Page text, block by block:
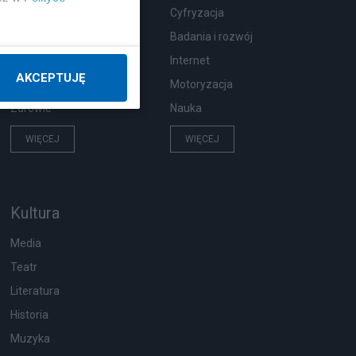
Zwierzęta
Zdrowie
WIĘCEJ
Cyfryzacja
Badania i rozwój
Internet
Motoryzacja
Nauka
WIĘCEJ
Kultura
Media
Teatr
Literatura
Historia
Muzyka
AKCEPTUJĘ